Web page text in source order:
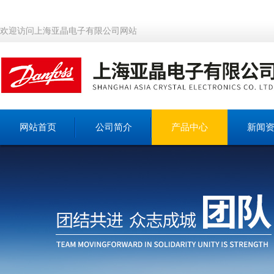
欢迎访问上海亚晶电子有限公司网站
网站首页 公司简介 产品中心 新闻